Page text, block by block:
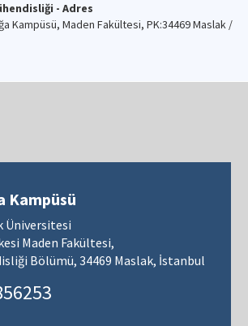
- Adres
Kampüsü, Maden Fakültesi, PK:34469 Maslak /
Kampüsü
Üniversitesi
Maden Fakültesi,
Bölümü, 34469 Maslak, İstanbul